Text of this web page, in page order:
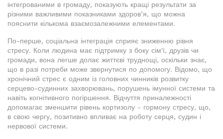
інтегрованими в громаду, показують кращі результати за
різними важливими показниками здоров’я, що можна
пояснити кількома взаємозалежними елементами.
По-перше, соціальна інтеграція сприяє зниженню рівня
стресу. Коли людина має підтримку з боку сім'ї, друзів чи
громади, вона легше долає життєві труднощі, оскільки знає,
що в разі потреби може звернутися по допомогу. Відомо, що
хронічний стрес є одним із головних чинників розвитку
серцево-судинних захворювань, порушень імунної системи та
навіть когнітивного погіршення. Відчуття приналежності
допомагає зменшити рівень кортизолу - гормону стресу, що,
в свою чергу, позитивно впливає на роботу серця, судин і
нервової системи.